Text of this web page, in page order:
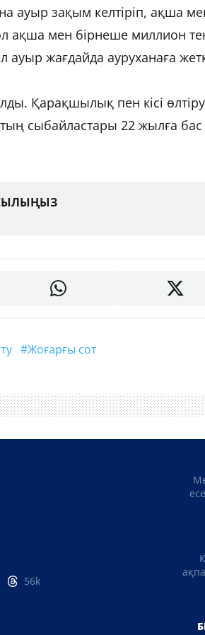
ауыр зақым келтіріп, ақша
ақша мен бірнеше миллион
жағдайда ауруханаға
Қарақшылық пен кісі
сыбайластары 22 жылға бас
#Жоғарғы сот
56k